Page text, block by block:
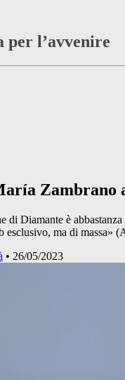
l’avvenire
Zambrano
di Diamante è
esclusivo, ma di massa»
• 26/05/2023